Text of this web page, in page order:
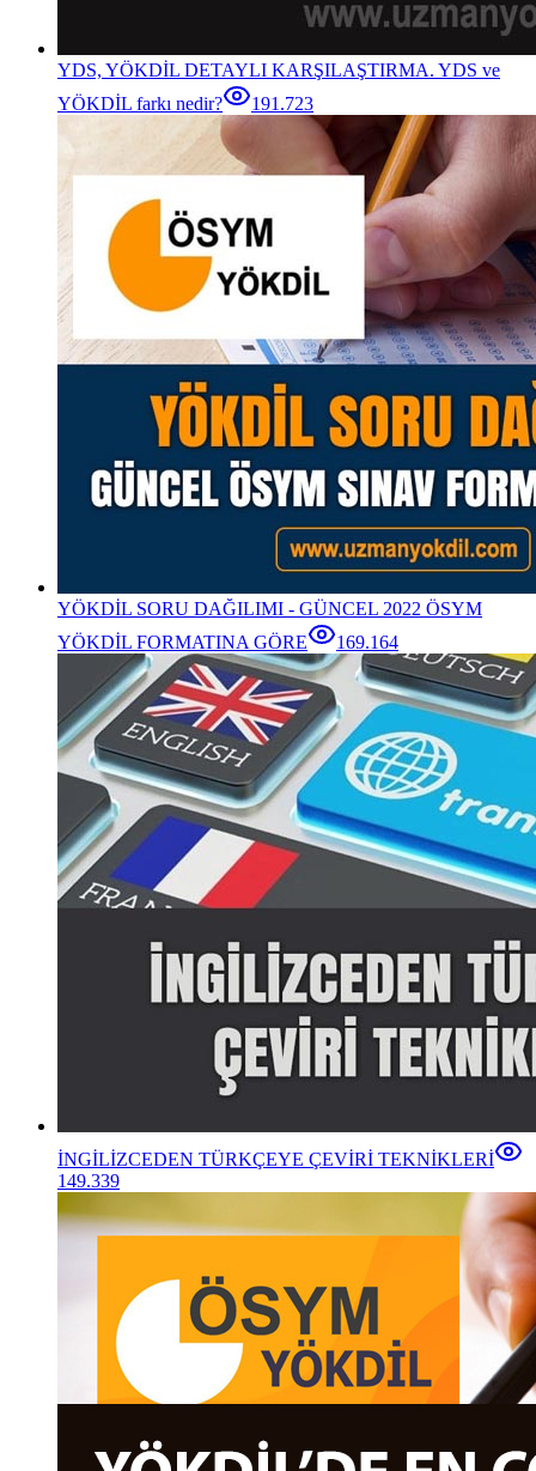
YDS, YÖKDİL DETAYLI KARŞILAŞTIRMA. YDS ve
YÖKDİL farkı nedir?
191.723
YÖKDİL SORU DAĞILIMI - GÜNCEL 2022 ÖSYM
YÖKDİL FORMATINA GÖRE
169.164
İNGİLİZCEDEN TÜRKÇEYE ÇEVİRİ TEKNİKLERİ
149.339